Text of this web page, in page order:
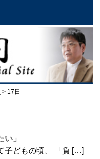
> 17日
」
子どもの頃、 「負 […]